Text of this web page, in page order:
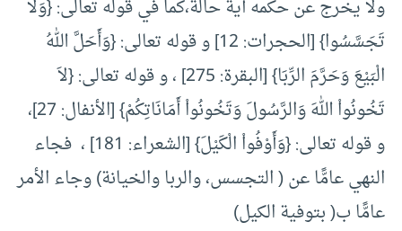
ولا يخرج عن حكمه أية حالة،كما في قوله تعالى: {وَلا
تَجَسَّسُوا} [الحجرات: 12] و قوله تعالى: {وَأَحَلَّ اللهُ
الْبَيْعَ وَحَرَّمَ الرِّبَا} [البقرة: 275] ، و قوله تعالى: {لاَ
تَخُونُواْ اللهَ وَالرَّسُولَ وَتَخُونُواْ أَمَانَاتِكُمْ} [الأنفال: 27]،
و قوله تعالى: {وَأَوْفُواْ الْكَيْلَ} [الشعراء: 181] ، فجاء
النهي عامًّا عن ( التجسس، والربا والخيانة) وجاء الأمر
عامًّا ب( بتوفية الكيل)